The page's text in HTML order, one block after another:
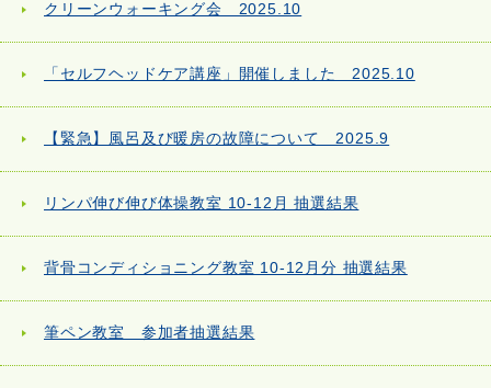
クリーンウォーキング会 2025.10
「セルフヘッドケア講座」開催しました 2025.10
【緊急】風呂及び暖房の故障について 2025.9
リンパ伸び伸び体操教室 10-12月 抽選結果
背骨コンディショニング教室 10-12月分 抽選結果
筆ペン教室 参加者抽選結果